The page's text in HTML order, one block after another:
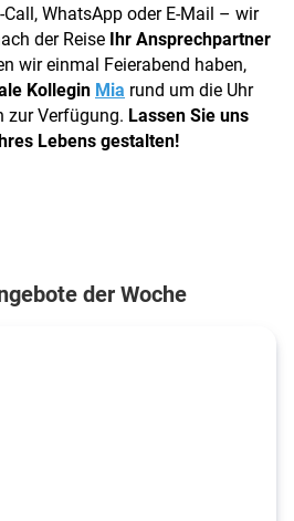
WhatsApp oder E-Mail – wir
der Reise Ihr Ansprechpartner
wir einmal Feierabend haben,
Kollegin Mia rund um die Uhr
zur Verfügung. Lassen Sie uns
Lebens gestalten!
der Woche